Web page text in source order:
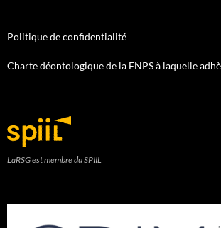
Politique de confidentialité
Charte déontologique de la FNPS à laquelle
LaRSG est membre du SPIIL